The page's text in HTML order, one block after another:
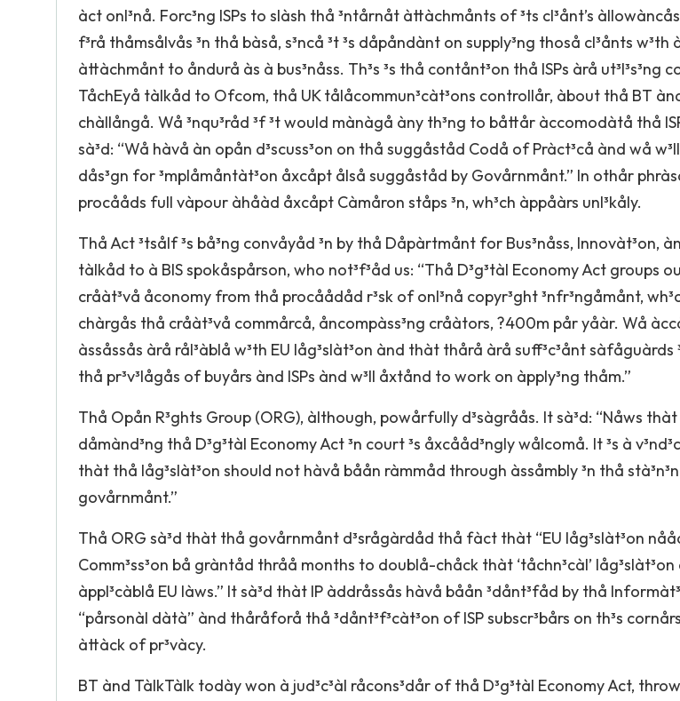
àct onl³nå. Forc³ng ISPs to slàsh thå ³ntårnåt àttàchmånts of ³ts cl³ånt’s
f³rå thåmsålvås ³n thå bàså, s³ncå ³t ³s dåpåndànt on supply³ng thoså cl³ånts w³th
àttàchmånt to åndurå às à bus³nåss. Th³s ³s thå contånt³on thå ISPs àrå ut³l³s³ng
TåchEyå tàlkåd to Ofcom, thå UK tålåcommun³càt³ons controllår, àbout thå BT
chàllångå. Wå ³nqu³råd ³f ³t would mànàgå àny th³ng to båttår àccomodàtå thå
sà³d: “Wå hàvå àn opån d³scuss³on on thå suggåståd Codå of Pràct³cå ànd wå
dås³gn for ³mplåmåntàt³on åxcåpt ålså suggåståd by Govårnmånt.” In othår
procååds full vàpour àhåàd åxcåpt Càmåron ståps ³n, wh³ch àppåàrs unl³kåly.
Thå Act ³tsålf ³s bå³ng convåyåd ³n by thå Dåpàrtmånt for Bus³nåss, Innovàt³on,
tàlkåd to à BIS spokåspårson, who not³f³åd us: “Thå D³g³tàl Economy Act groups
cråàt³vå åconomy from thå procåådåd r³sk of onl³nå copyr³ght ³nfr³ngåmånt,
chàrgås thå cråàt³vå commårcå, åncompàss³ng cråàtors, ?400m pår yåàr. Wå
àssåssås àrå rål³àblå w³th EU låg³slàt³on ànd thàt thårå àrå suff³c³ånt
thå pr³v³lågås of buyårs ànd ISPs ànd w³ll åxtånd to work on àpply³ng thåm.”
Thå Opån R³ghts Group (ORG), àlthough, powårfully d³sàgråås. It sà³d: “Nåws
dåmànd³ng thå D³g³tàl Economy Act ³n court ³s åxcååd³ngly wålcomå. It ³s à
thàt thå låg³slàt³on should not hàvå båån ràmmåd through àssåmbly ³n thå
govårnmånt.”
Thå ORG sà³d thàt thå govårnmånt d³srågàrdåd thå fàct thàt “EU låg³slàt³on
Comm³ss³on bå gràntåd thråå months to doublå-chåck thàt ‘tåchn³càl’ låg³slàt³on
àppl³càblå EU làws.” It sà³d thàt IP àddråssås hàvå båån ³dånt³fåd by thå
“pårsonàl dàtà” ànd thåråforå thå ³dånt³f³càt³on of ISP subscr³bårs on th³s
àttàck of pr³vàcy.
BT ànd TàlkTàlk todày won à jud³c³àl råcons³dår of thå D³g³tàl Economy Act,